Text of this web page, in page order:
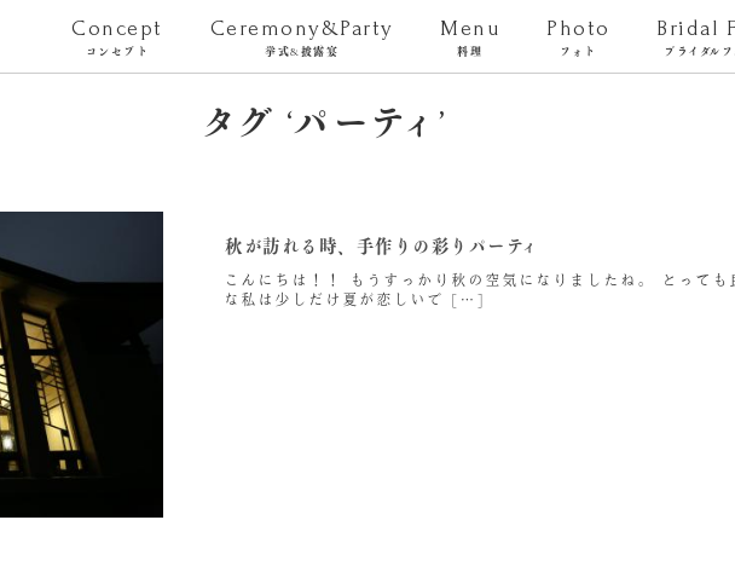
Concept
コンセプト
Ceremony&Party
挙式&披露宴
Menu
料理
Photo
フォト
Bridal
ブライダルフ
タグ ‘パーティ’
秋が訪れる時、手作りの彩りパーティ
こんにちは！！ もうすっかり秋の空気になりましたね。 とっても
な私は少しだけ夏が恋しいで […]